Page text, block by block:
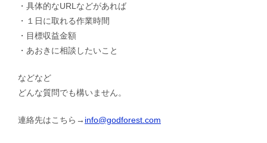
・具体的なURLなどがあれば
・１日に取れる作業時間
・目標収益金額
・あおきに相談したいこと
などなど
どんな質問でも構いません。
連絡先はこちら→ info@godforest.com